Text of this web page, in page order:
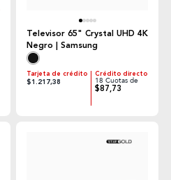
Televisor 65" Crystal UHD 4K
Negro | Samsung
Tarjeta de crédito
$1.217,38
Crédito directo
18 Cuotas de
$87,73